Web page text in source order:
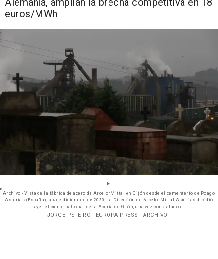
euros/MWh
Archivo - Vista de la fábrica de acero de ArcelorMittal en Gijón desde el cementerio de Poago,
Asturias (España), a 4 de diciembre de 2020. La Dirección de ArcelorMittal Asturias decidió
ayer el cierre patronal de la Acería de Gijón, una vez constatado el
- JORGE PETEIRO - EUROPA PRESS - ARCHIVO